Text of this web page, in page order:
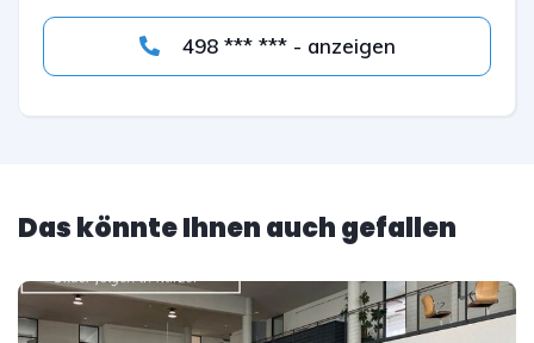
498 *** *** - anzeigen
Das könnte Ihnen auch gefallen